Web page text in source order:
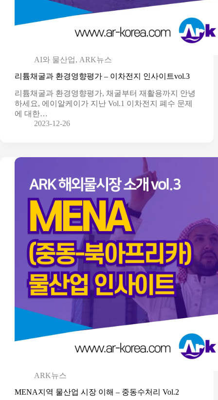
AI와 물산업, ARK뉴스
리튬채굴과 환경영향평가 – 이차전지 인사이트vol.3
리튬채굴과 환경영향평가, 채굴부터 재활용까지 안녕
하세요, 에이알케이가 지난 Vol.1 이차전지 폐수 문제
에 대한…
2023-12-26
ARK뉴스
MENA지역 물산업 시장 이해 – 중동수처리 Vol.2